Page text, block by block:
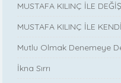
MUSTAFA KILINÇ İLE
MUSTAFA KILINÇ İLE
Mutlu Olmak Denemeye
İkna Sırrı